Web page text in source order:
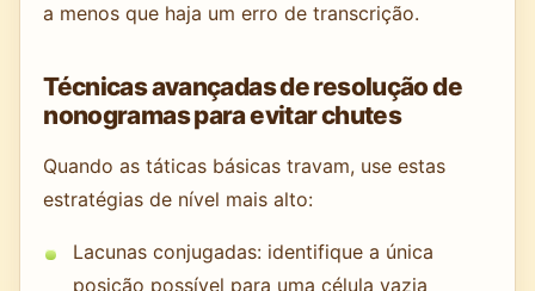
a menos que haja um erro de transcrição.
Técnicas avançadas de resolução de
nonogramas para evitar chutes
Quando as táticas básicas travam, use estas
estratégias de nível mais alto:
Lacunas conjugadas: identifique a única
posição possível para uma célula vazia